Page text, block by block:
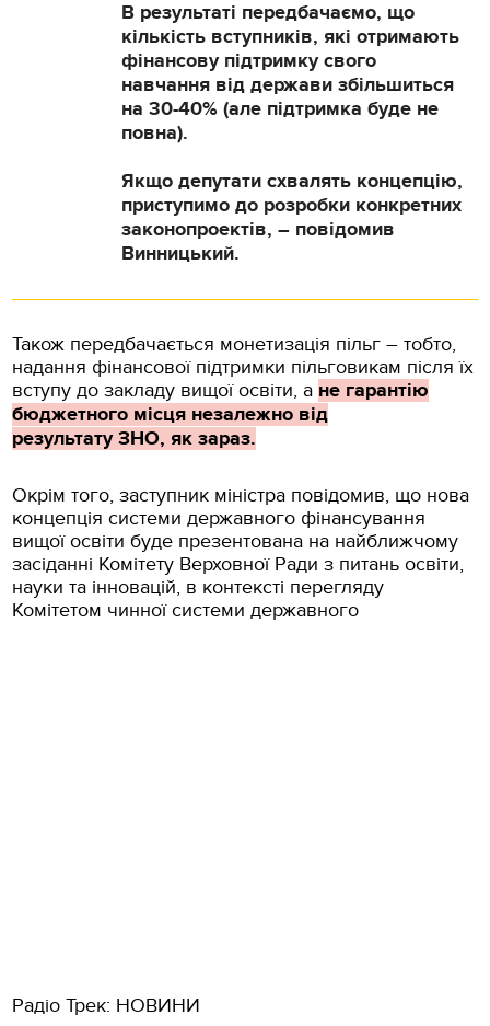
В результаті передбачаємо, що
кількість вступників, які отримають
фінансову підтримку свого
навчання від держави збільшиться
на 30-40% (але підтримка буде не
повна).
Якщо депутати схвалять концепцію,
приступимо до розробки конкретних
законопроектів, – повідомив
Винницький.
Також передбачається монетизація пільг – тобто,
надання фінансової підтримки пільговикам після їх
вступу до закладу вищої освіти, а не гарантію
бюджетного місця незалежно від
результату ЗНО, як зараз.
Окрім того, заступник міністра повідомив, що нова
концепція системи державного фінансування
вищої освіти буде презентована на найближчому
засіданні Комітету Верховної Ради з питань освіти,
науки та інновацій, в контексті перегляду
Комітетом чинної системи державного
Радіо Трек: НОВИНИ